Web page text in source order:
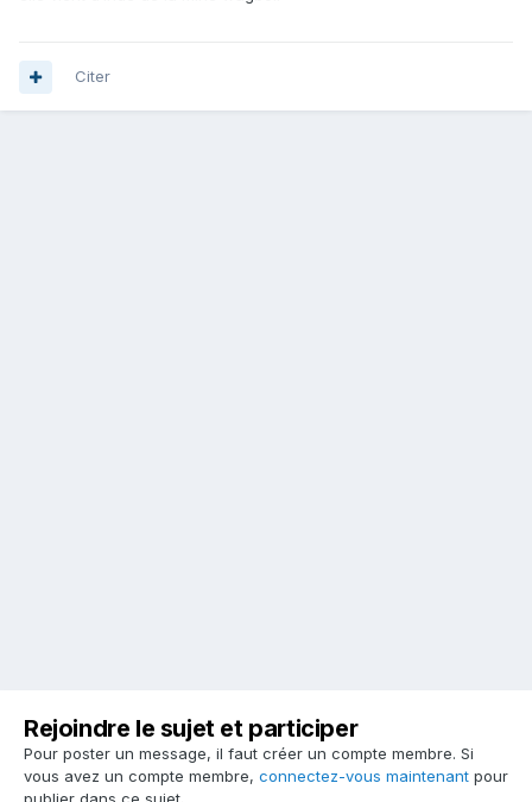
Citer
Rejoindre le sujet et participer
Pour poster un message, il faut créer un compte membre. Si
vous avez un compte membre, connectez-vous maintenant pour